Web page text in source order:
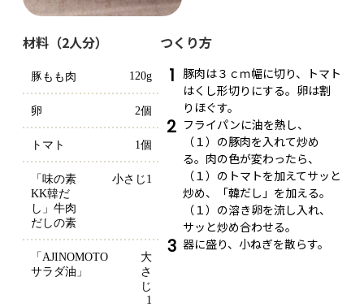
材料（2人分）
豚もも肉 120g
卵 2個
トマト 1個
「味の素
KK韓だ
し」牛肉
だしの素
小さじ1
「AJINOMOTO
サラダ油」
大
さ
じ
1
つくり方
1 豚肉は３ｃｍ幅に切り、トマト
はくし形切りにする。卵は割
りほぐす。
2 フライパンに油を熱し、
（１）の豚肉を入れて炒め
る。肉の色が変わったら、
（１）のトマトを加えてサッと
炒め、「韓だし」を加える。
（１）の溶き卵を流し入れ、
サッと炒め合わせる。
3 器に盛り、小ねぎを散らす。